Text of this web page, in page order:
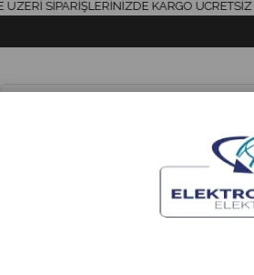
SİPARİŞLERİNİZDE KARGO ÜCRETSİZ